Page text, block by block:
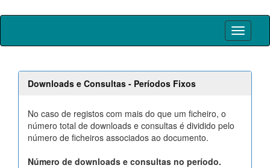
Skip
Downloads e Consultas - Períodos Fixos
No caso de registos com mais do que um ficheiro, o
número total de downloads e consultas é dividido pelo
número de ficheiros associados ao documento.
Número de downloads e consultas no período.